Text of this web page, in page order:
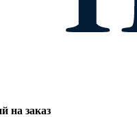
на заказ